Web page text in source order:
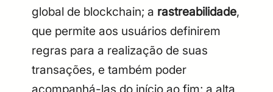
global de blockchain; a rastreabilidade,
que permite aos usuários definirem
regras para a realização de suas
transações, e também poder
acompanhá-las do início ao fim; a alta